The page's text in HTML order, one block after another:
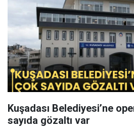
Kuşadası Belediyesi’ne
sayıda gözaltı var